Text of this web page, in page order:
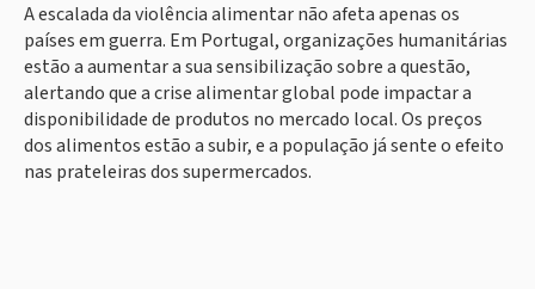
A escalada da violência alimentar não afeta apenas os
países em guerra. Em Portugal, organizações humanitárias
estão a aumentar a sua sensibilização sobre a questão,
alertando que a crise alimentar global pode impactar a
disponibilidade de produtos no mercado local. Os preços
dos alimentos estão a subir, e a população já sente o efeito
nas prateleiras dos supermercados.